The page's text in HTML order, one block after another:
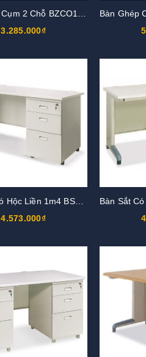
3.285.000₫
Bàn Sắt Có Hộc Liền 1m4 BS14HK3-LG
4.573.000₫